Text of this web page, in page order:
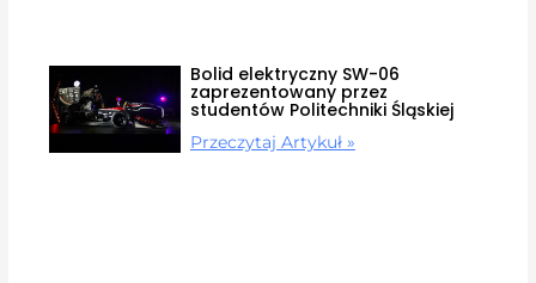
Bolid elektryczny SW-06
zaprezentowany przez
studentów Politechniki Śląskiej
Przeczytaj Artykuł »